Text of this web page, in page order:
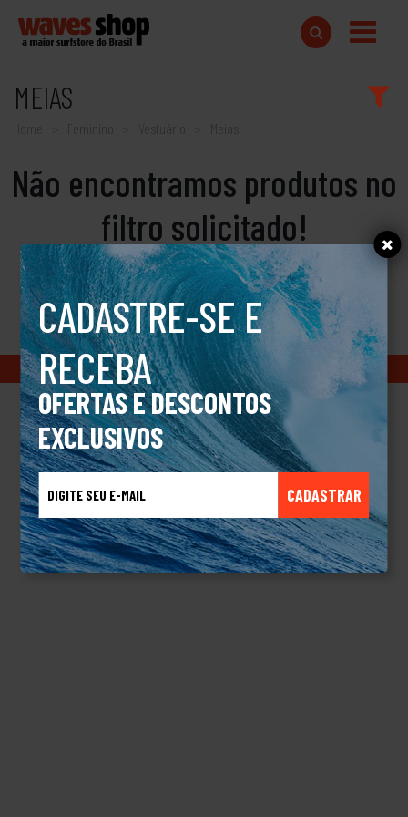
CADASTRE-SE E
RECEBA
OFERTAS E DESCONTOS
EXCLUSIVOS
CADASTRAR
MEIAS
Home Feminino
Não encontramos produtos no
filtro solicitado!
Copyright © 2018 www.wavesshop.com.br - Todos os direitos reservados